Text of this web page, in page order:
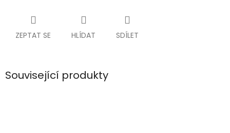
ZEPTAT SE HLÍDAT SDÍLET
Související produkty